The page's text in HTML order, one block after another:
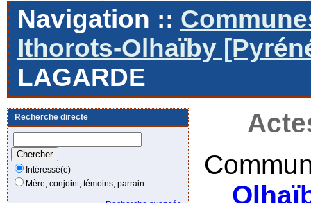
Navigation ::
Ithorots-Olhaïby
LAGARDE
Recherche directe
Intéressé(e)
Mère, conjoint, témoins, parrain...